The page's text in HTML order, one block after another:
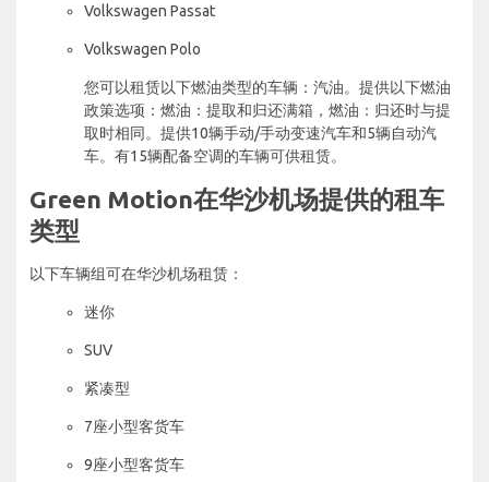
Volkswagen Passat
Volkswagen Polo
您可以租赁以下燃油类型的车辆：汽油。提供以下燃油
政策选项：燃油：提取和归还满箱，燃油：归还时与提
取时相同。提供10辆手动/手动变速汽车和5辆自动汽
车。有15辆配备空调的车辆可供租赁。
Green Motion在华沙机场提供的租车
类型
以下车辆组可在华沙机场租赁：
迷你
SUV
紧凑型
7座小型客货车
9座小型客货车